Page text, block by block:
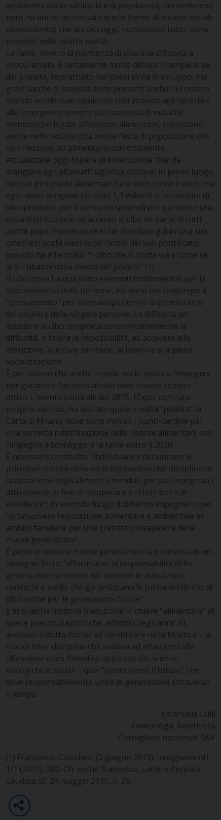
assistenza socio-sanitaria e di previdenza; nel contempo
però ha anche accentuato quelle forme di divario sociale
ed economico che ancora oggi, nonostante tutto, sono
presenti nelle nostre realtà.
La fame, ovvero la mancanza di cibo e la difficoltà a
procurarselo, è certamente molto diffusa in ampie aree
del pianeta, soprattutto nei paesi in via di sviluppo, ma
gravi sacche di povertà sono presenti anche nel nostro
mondo occidentale opulento: così accanto agli sprechi e
alla insorgenza sempre più massiccia di malattie
metaboliche legate all’eccesso alimentare, coesistono
anche nelle nostra città ampie fasce di popolazione che
non riescono ad alimentarsi correttamente.
Attualizzare oggi l’opera di misericordia “dar da
mangiare agli affamati” significa dunque, in primo luogo,
ridurre gli sprechi alimentari (se è vero, come è vero, che
ogni anno vengono sprecati 1,3 miliardi di tonnellate di
cibo prodotto per il consumo umano!) per garantire una
equa distribuzione ed accesso al cibo da parte di tutti:
anche papa Francesco ce lo ha ricordato già in una sua
catechesi pochi mesi dopo l’inizio del suo pontificato,
quando ha affermato: “il cibo che si butta via è come se
lo si rubasse dalla mensa del povero” (1).
Il cibo come l’acqua sono elementi fondamentali per la
sopravvivenza delle persone, ma sono nel contempo il
“presupposto” per la emancipazione e la promozione
dei popoli e delle singole persone. La difficoltà ad
accedere al cibo comporta concomitantemente la
difficoltà, o talora la impossibilità, ad accedere alla
istruzione, alle cure sanitarie, al lavoro e alla piena
socializzazione.
È per questo che anche in sede socio-politica l’impegno
per garantire l’accesso al cibo deve essere sempre
attivo. L’evento culturale del 2015, l’Expo, centrata
proprio sul cibo, ha lasciato quale eredità “politica” la
Carta di Milano, dove sono indicati i punti-cardine per
una corretta ridistribuzione delle risorse alimentari, con
l’impegno a sconfiggere la fame entro il 2030.
È necessario anzitutto “individuare e denunciare le
principali criticità nelle varie legislazioni che disciplinano
la donazione degli alimenti invenduti per poi impegnarci
attivamente al fine di recuperare e ridistribuire le
eccedenze”; in secondo luogo dobbiamo impegnarci per
“promuovere l’educazione alimentare e ambientale in
ambito familiare per una crescita consapevole delle
nuove generazioni”.
E proprio verso le nuove generazioni la promessa di un
impegno forte: “affermiamo la responsabilità della
generazione presente nel mettere in atto azioni,
condotte e scelte che garantiscano la tutela del diritto al
cibo anche per le generazioni future”.
È in qualche modo la traduzione in chiave “alimentare” di
quelle preoccupazioni che, all’inizio degli anni ’70,
avevano indotto Potter ad identificare nella bioetica – la
nuova inter-disciplina che andava ad affacciarsi alla
riflessione etico-filosofica applicata alle scienze
biologiche e sociali – quel “ponte verso il futuro” che
deve responsabilmente unire le generazioni attraverso
il tempo.
Emanuela Lulli
Ginecologa, bioeticista
Consigliere nazionale S&V
(1) Francesco, Catechesi (5 giugno 2013): Insegnamenti
1/1 (2013), 280. Cfr anche Francesco, Lettera Enciclica
Laudato si’, 24 maggio 2015, n. 29.